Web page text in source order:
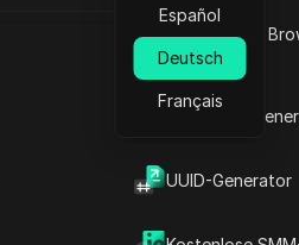
Was ist mein
Agent
2FA-Code-
UUID-Generator
Español
Deutsch
Français
Inhaltsübersicht